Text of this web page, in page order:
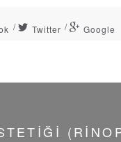
Twitter Google